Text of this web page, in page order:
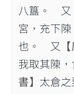
八簋。 又
宮，充下𨻰
也。 又
我取其𨻰，
書】 太倉